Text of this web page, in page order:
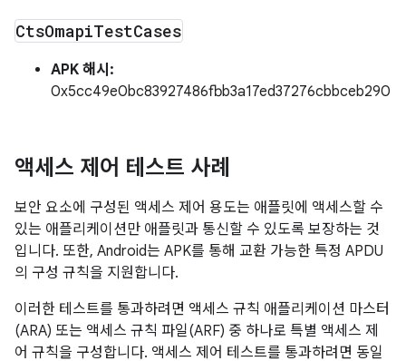
CtsOmapiTestCases
APK 해시:
0x5cc49e0bc83927486fbb3a17ed37276cbbceb290
액세스 제어 테스트 사례
보안 요소에 구성된 액세스 제어 용도는 애플릿에 액세스할 수
있는 애플리케이션만 애플릿과 통신할 수 있도록 보장하는 것
입니다. 또한, Android는 APK를 통해 교환 가능한 특정 APDU
의 구성 규칙을 지원합니다.
이러한 테스트를 통과하려면 액세스 규칙 애플리케이션 마스터
(ARA) 또는 액세스 규칙 파일(ARF) 중 하나로 특별 액세스 제
어 규칙을 구성합니다. 액세스 제어 테스트를 통과하려면 동일